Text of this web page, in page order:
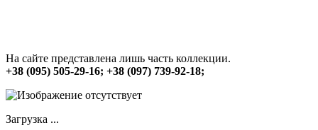
На сайте представлена лишь часть коллекции.
+38 (095) 505-29-16; +38 (097) 739-92-18;
Загрузка ...